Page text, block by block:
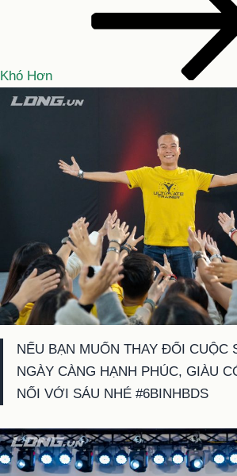
Khó Hơn
NẾU BẠN MUỐN THAY ĐỔI CUỘC
NGÀY CÀNG HẠNH PHÚC, GIÀU
NỐI VỚI SÁU NHÉ #6BINHBDS